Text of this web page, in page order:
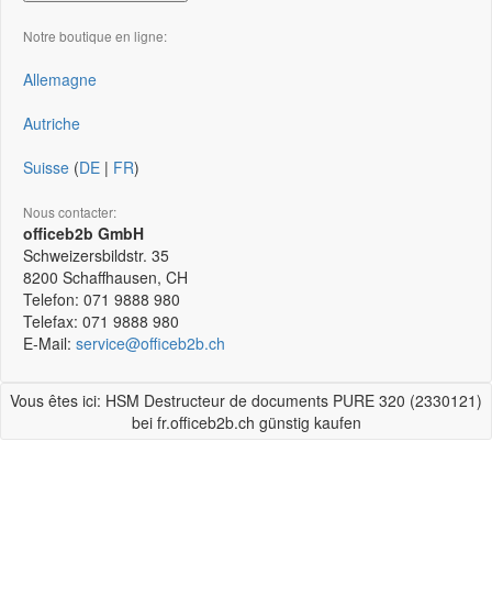
Notre boutique en ligne:
Allemagne
Autriche
Suisse (DE | FR)
Nous contacter:
officeb2b GmbH
Schweizersbildstr. 35
8200 Schaffhausen, CH
Telefon: 071 9888 980
Telefax: 071 9888 980
E-Mail: service@officeb2b.ch
Vous êtes ici: HSM Destructeur de documents PURE 320 (2330121)
bei fr.officeb2b.ch günstig kaufen